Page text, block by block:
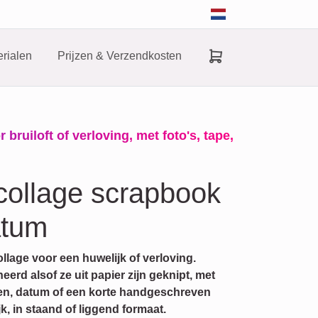
Prijzen & Verzendkosten
bruiloft of verloving, met foto's, tape,
scrapbook
voor een huwelijk of verloving.
alsof ze uit papier zijn geknipt, met
datum of een korte handgeschreven
in staand of liggend formaat.